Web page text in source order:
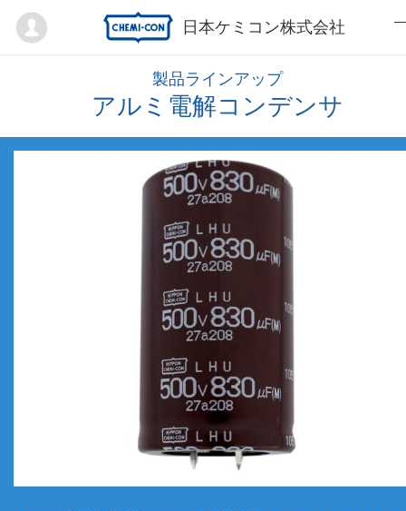
日本ケミコン株式会社
Mypage
製品ラインアップ
アルミ電解コンデンサ